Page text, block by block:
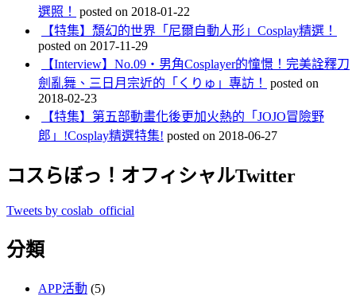
選照！
posted on 2018-01-22
【特集】頹幻的世界「尼爾自動人形」Cosplay精選！
posted on 2017-11-29
【Interview】No.09・男角Cosplayer的憧憬！完美詮釋刀
劍亂舞、三日月宗近的「くりゅ」專訪！
posted on
2018-02-23
【特集】第五部動畫化後更加火熱的「JOJO冒險野
郎」!Cosplay精選特集! posted on 2018-06-27
コスらぼっ！オフィシャルTwitter
Tweets by coslab_official
分類
APP活動 (5)